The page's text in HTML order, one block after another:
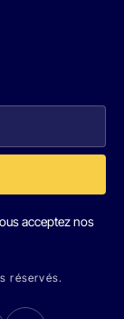
acceptez nos
réservés.